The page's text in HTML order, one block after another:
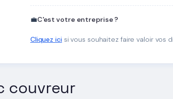
💼C'est votre entreprise ?
Cliquez icisi vous souhaitez faire valoir vos
couvreur